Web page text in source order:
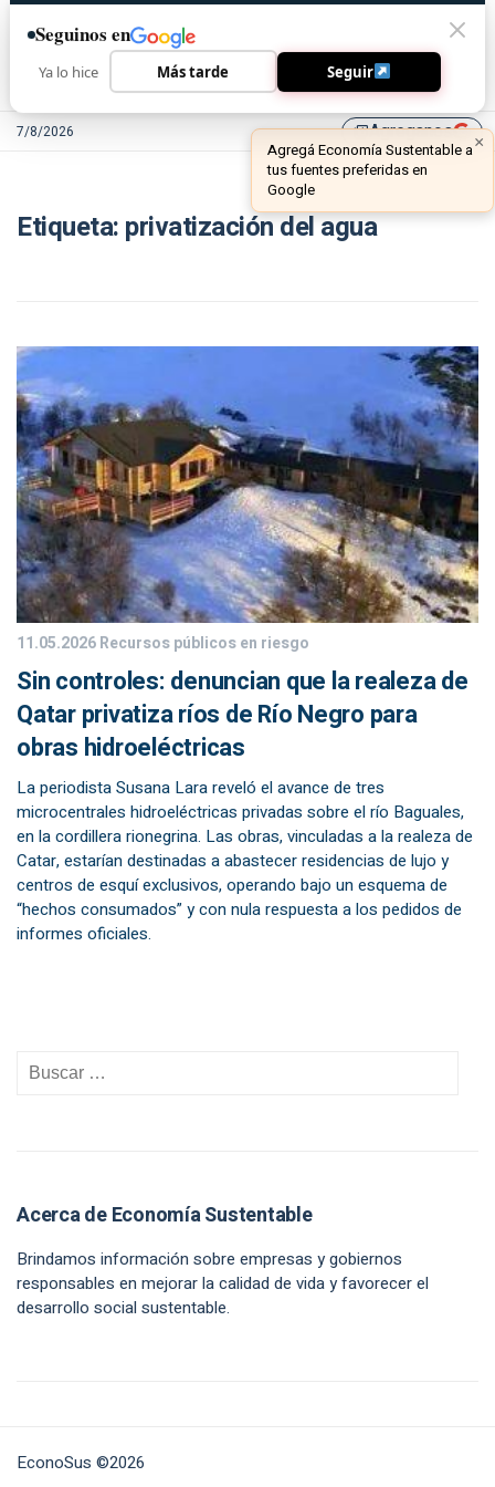
7/8/2026 library_addAgreganos ×
Agregá Economía Sustentable a
tus fuentes preferidas en
Google
Etiqueta: privatización del agua
11.05.2026Recursos públicos en riesgo
Sin controles: denuncian que la realeza de
Qatar privatiza ríos de Río Negro para
obras hidroeléctricas
La periodista Susana Lara reveló el avance de tres
microcentrales hidroeléctricas privadas sobre el río Baguales,
en la cordillera rionegrina. Las obras, vinculadas a la realeza de
Catar, estarían destinadas a abastecer residencias de lujo y
centros de esquí exclusivos, operando bajo un esquema de
“hechos consumados” y con nula respuesta a los pedidos de
informes oficiales.
Acerca de Economía Sustentable
Brindamos información sobre empresas y gobiernos
responsables en mejorar la calidad de vida y favorecer el
desarrollo social sustentable.
EconoSus ©2026
Seguinos en
Ya lo hice Más tarde Seguir